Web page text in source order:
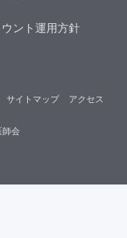
ント運用方針
会
サイトマップ アクセス